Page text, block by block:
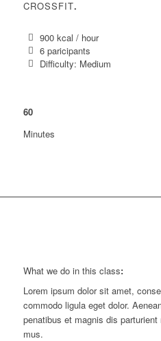
CROSSFIT.
900 kcal / hour
6 paricipants
Difficulty: Medium
60
Minutes
What we do in this class:
Lorem ipsum dolor sit amet,
commodo ligula eget dolor.
penatibus et magnis dis
mus.